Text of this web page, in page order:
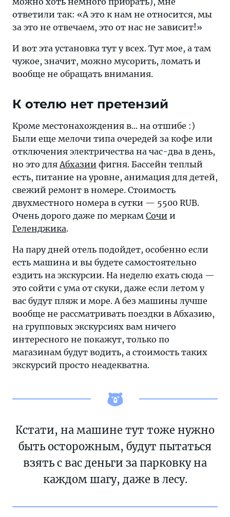
ответили так: «А это к нам не относится, мы
за это не отвечаем, это от нас не зависит!»
И вот эта установка тут у всех. Тут мое, а там
чужое, значит, можно мусорить, ломать и
вообще не обращать внимания.
К отелю нет претензий
Кроме местонахождения в... на отшибе :)
Были еще мелочи типа очередей за кофе или
отключения электричества на час-два в день,
но это для Абхазии фигня. Бассейн теплый
есть, питание на уровне, анимация для детей,
свежий ремонт в номере. Стоимость
двухместного номера в сутки — 5500 RUB.
Очень дорого даже по меркам Сочи и
Геленджика.
На пару дней отель подойдет, особенно если
есть машина и вы будете самостоятельно
ездить на экскурсии. На неделю ехать сюда —
это сойти с ума от скуки, даже если летом у
вас будут пляж и море. А без машины лучше
вообще не рассматривать поездки в Абхазию,
на групповых экскурсиях вам ничего
интересного не покажут, только по
магазинам будут водить, а стоимость таких
экскурсий просто неадекватна.
Кстати, на машине тут тоже нужно
быть осторожным, будут пытаться
взять с вас деньги за парковку на
каждом шагу, даже в лесу.